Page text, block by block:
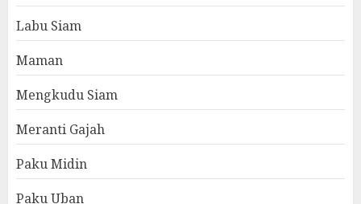
Labu Siam
Maman
Mengkudu Siam
Meranti Gajah
Paku Midin
Paku Uban